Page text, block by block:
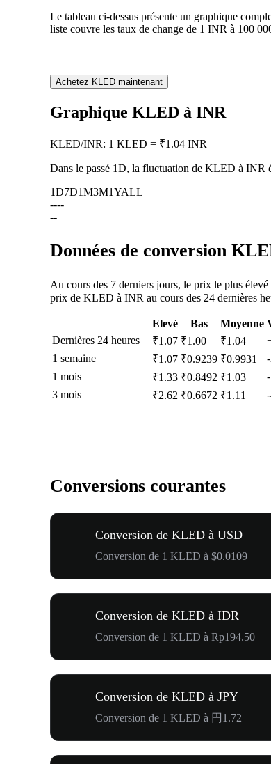
Le tableau ci-dessus présente un graphique
liste couvre les taux de change de 1 INR à 100
Achetez KLED maintenant
Graphique KLED à INR
KLED/INR: 1 KLED = ₹1.04 INR
Dans le passé 1D, la fluctuation de KLED à INR
1D7D1M3M1YALL
----
--
Données de conversion
Au cours des 7 derniers jours, le prix le plus
prix de KLED à INR au cours des 24 dernières
Elevé Bas Moyenne
Dernières 24 heures
₹1.07 ₹1.00 ₹1.04
1 semaine
₹1.07 ₹0.9239 ₹0.9931
1 mois
₹1.33 ₹0.8492 ₹1.03
3 mois
₹2.62 ₹0.6672 ₹1.11
Conversions courantes
Conversion de KLED à USD
Conversion de 1 KLED à $0.0109
Conversion de KLED à IDR
Conversion de 1 KLED à Rp194.50
Conversion de KLED à JPY
Conversion de 1 KLED à 円1.72